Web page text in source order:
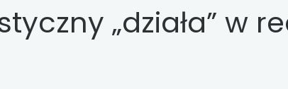
„działa” w